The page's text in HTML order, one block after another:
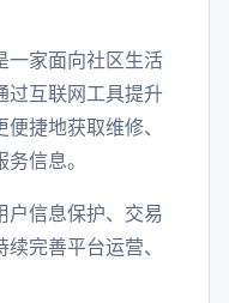
一家面向社区生活
过互联网工具提升
捷地获取维修、
信息。
户信息保护、交易
完善平台运营、